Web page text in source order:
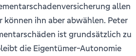
allen
ihn aber abwählen. Peter
ist grundsätzlich zu
die Eigentümer-Autonomie